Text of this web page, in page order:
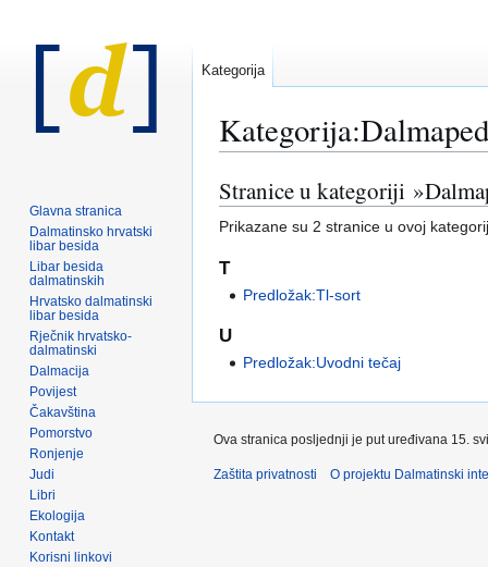
Kategorija:
Prijeđi
na
navigaciju
Prijeđi
na
pretraživanje
Stranice u kategoriji
Prikazane su 2 stranice u ovoj
T
Predložak:Tl-sort
U
Predložak:Uvodni tečaj
Kategorija
Glavna stranica
Dalmatinsko hrvatski
libar besida
Libar besida
dalmatinskih
Hrvatsko dalmatinski
libar besida
Rječnik hrvatsko-
dalmatinski
Dalmacija
Povijest
Čakavština
Pomorstvo
Ronjenje
Judi
Libri
Ekologija
Kontakt
Korisni linkovi
Ova stranica posljednji je put uređivana 15.
Zaštita privatnosti O projektu Dalmatinski